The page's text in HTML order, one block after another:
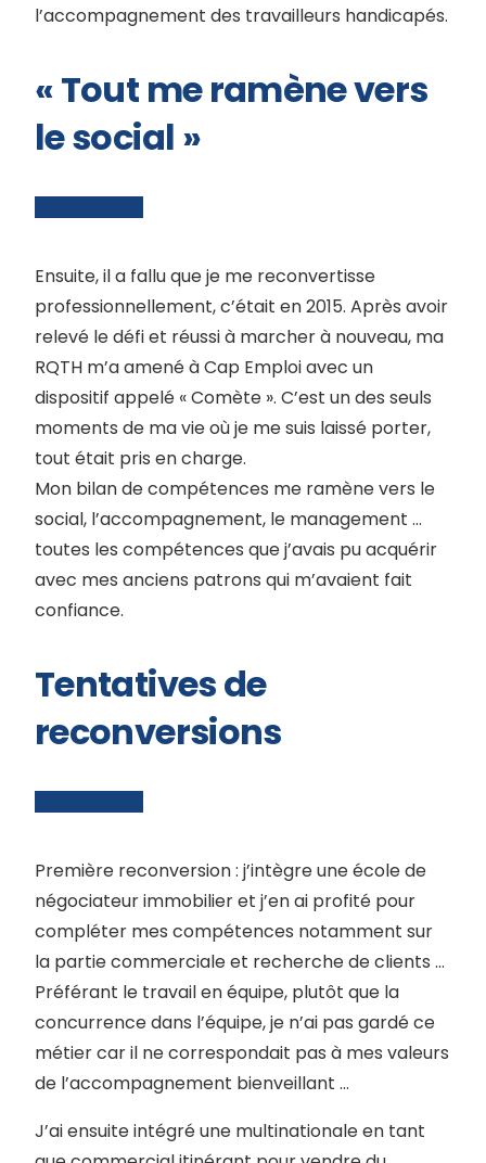
l’accompagnement des travailleurs handicapés.
« Tout me ramène vers
le social »
Ensuite, il a fallu que je me reconvertisse
professionnellement, c’était en 2015. Après avoir
relevé le défi et réussi à marcher à nouveau, ma
RQTH m’a amené à Cap Emploi avec un
dispositif appelé « Comète ». C’est un des seuls
moments de ma vie où je me suis laissé porter,
tout était pris en charge.
Mon bilan de compétences me ramène vers le
social, l’accompagnement, le management …
toutes les compétences que j’avais pu acquérir
avec mes anciens patrons qui m’avaient fait
confiance.
Tentatives de
reconversions
Première reconversion : j’intègre une école de
négociateur immobilier et j’en ai profité pour
compléter mes compétences notamment sur
la partie commerciale et recherche de clients …
Préférant le travail en équipe, plutôt que la
concurrence dans l’équipe, je n’ai pas gardé ce
métier car il ne correspondait pas à mes valeurs
de l’accompagnement bienveillant …
J’ai ensuite intégré une multinationale en tant